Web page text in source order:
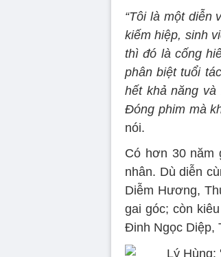
“Tôi là một diễn
kiếm hiệp, sinh
thì đó là cống
phân biệt tuổi
hết khả năng
Đóng phim mà
nói.
Có hơn 30 năm
nhân. Dù diễn
Diễm Hương,
gai góc; còn
Đinh Ngọc Diệp,